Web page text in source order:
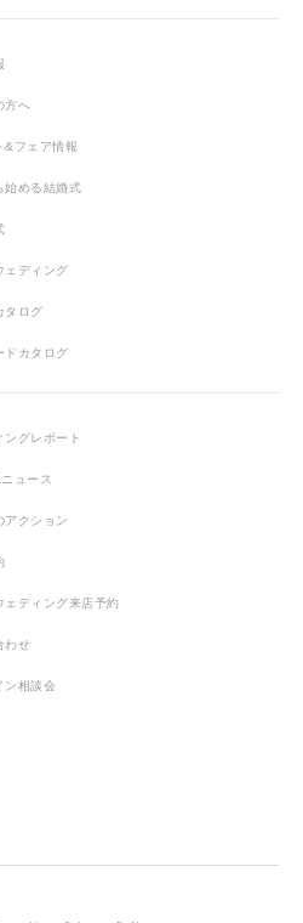
方へ
&フェア情報
始める結婚式
ェディング
タログ
ドカタログ
ングレポート
ュース
アクション
ェディング来店予約
わせ
ン相談会